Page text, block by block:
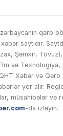
qərb
saytıdır.
Şəmkir,
və Texnologiya,
Xəbər və
yer alır.
müsahibələr və
-da izləyin.